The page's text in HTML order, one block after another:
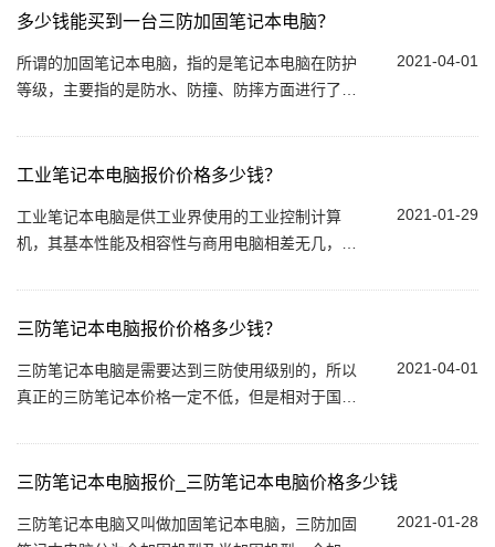
多少钱能买到一台三防加固笔记本电脑？
2021-04-01
所谓的加固笔记本电脑，指的是笔记本电脑在防护
等级，主要指的是防水、防撞、防摔方面进行了特
殊领域执行任务时，需要使用到三防加固笔...
工业笔记本电脑报价价格多少钱？
2021-01-29
工业笔记本电脑是供工业界使用的工业控制计算
机，其基本性能及相容性与商用电脑相差无几，但
鲁成伟业工业电脑（FOXKPC）具代表性。为人...
三防笔记本电脑报价价格多少钱？
2021-04-01
三防笔记本电脑是需要达到三防使用级别的，所以
真正的三防笔记本价格一定不低，但是相对于国外
不错的表现，鲁成伟业就是专门做抗摔防尘...
三防笔记本电脑报价_三防笔记本电脑价格多少钱
2021-01-28
三防笔记本电脑又叫做加固笔记本电脑，三防加固